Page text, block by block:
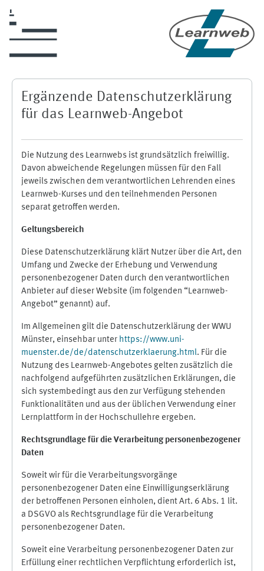
Ergänzende Datenschutzerklärung
für das Learnweb-Angebot
Die Nutzung des Learnwebs ist grundsätzlich freiwillig.
Davon abweichende Regelungen müssen für den Fall
jeweils zwischen dem verantwortlichen Lehrenden eines
Learnweb-Kurses und den teilnehmenden Personen
separat getroffen werden.
Geltungsbereich
Diese Datenschutzerklärung klärt Nutzer über die Art, den
Umfang und Zwecke der Erhebung und Verwendung
personenbezogener Daten durch den verantwortlichen
Anbieter auf dieser Website (im folgenden “Learnweb-
Angebot” genannt) auf.
Im Allgemeinen gilt die Datenschutzerklärung der WWU
Münster, einsehbar unter https://www.uni-
muenster.de/de/datenschutzerklaerung.html. Für die
Nutzung des Learnweb-Angebotes gelten zusätzlich die
nachfolgend aufgeführten zusätzlichen Erklärungen, die
sich systembedingt aus den zur Verfügung stehenden
Funktionalitäten und aus der üblichen Verwendung einer
Lernplattform in der Hochschullehre ergeben.
Rechtsgrundlage für die Verarbeitung personenbezogener
Daten
Soweit wir für die Verarbeitungsvorgänge
personenbezogener Daten eine Einwilligungserklärung
der betroffenen Personen einholen, dient Art. 6 Abs. 1 lit.
a DSGVO als Rechtsgrundlage für die Verarbeitung
personenbezogener Daten.
Soweit eine Verarbeitung personenbezogener Daten zur
Erfüllung einer rechtlichen Verpflichtung erforderlich ist,